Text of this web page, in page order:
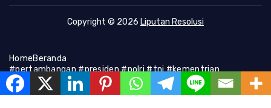
Copyright © 2026 Liputan Resolusi
HomeBeranda
#pertambangan #presiden #polri #tni #kementrian
#presiden #Kapolri #indonesia